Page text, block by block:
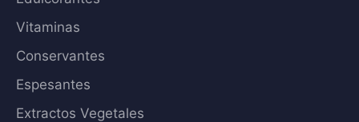
Vitaminas
Conservantes
Espesantes
Extractos Vegetales